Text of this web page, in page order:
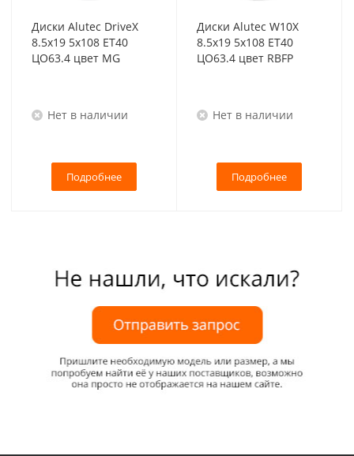
Диски Alutec DriveX
8.5x19 5x108 ET40
ЦО63.4 цвет MG
Нет в наличии
Подробнее
Диски Alutec W10X
8.5x19 5x108 ET40
ЦО63.4 цвет RBFP
Нет в наличии
Подробнее